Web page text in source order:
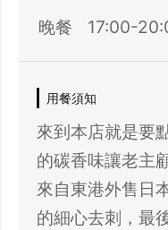
晚餐
17:00-
用餐須知
來到本店就是要
的碳香味讓老主
來自東港外售日
的細心去刺，最